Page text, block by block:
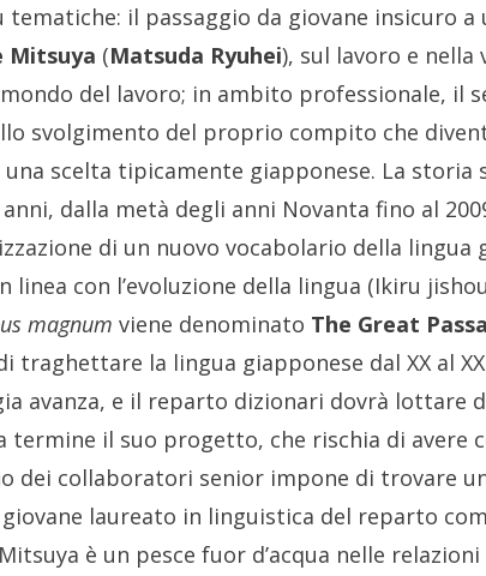
il passaggio da giovane insicuro a
Mitsuya (Matsuda Ryuhei), sul lavoro e nella
del lavoro; in ambito professionale, il
svolgimento del proprio compito che
scelta tipicamente giapponese. La storia
dalla metà degli anni Novanta fino al
di un nuovo vocabolario della lingua
linea con l’evoluzione della lingua (Ikiru
magnum viene denominato The Great
traghettare la lingua giapponese dal XX al
avanza, e il reparto dizionari dovrà lottare
termine il suo progetto, che rischia di avere
dei collaboratori senior impone di trovare
laureato in linguistica del reparto
è un pesce fuor d’acqua nelle relazioni